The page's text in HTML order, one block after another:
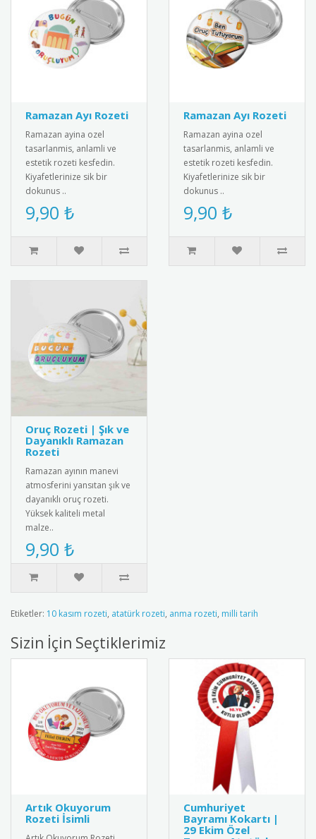
Ramazan Ayı Rozeti
Ramazan ayina ozel
tasarlanmis, anlamli ve
estetik rozeti kesfedin.
Kiyafetlerinize sik bir
dokunus ..
9,90 ₺
Ramazan Ayı Rozeti
Ramazan ayina ozel
tasarlanmis, anlamli ve
estetik rozeti kesfedin.
Kiyafetlerinize sik bir
dokunus ..
9,90 ₺
Oruç Rozeti | Şık ve
Dayanıklı Ramazan
Rozeti
Ramazan ayının manevi
atmosferini yansıtan şık ve
dayanıklı oruç rozeti.
Yüksek kaliteli metal
malze..
9,90 ₺
Etiketler: 10 kasım rozeti, atatürk rozeti, anma rozeti, milli tarih
Sizin İçin Seçtiklerimiz
Artık Okuyorum
Rozeti İsimli
Cumhuriyet
Bayramı Kokartı |
29 Ekim Özel